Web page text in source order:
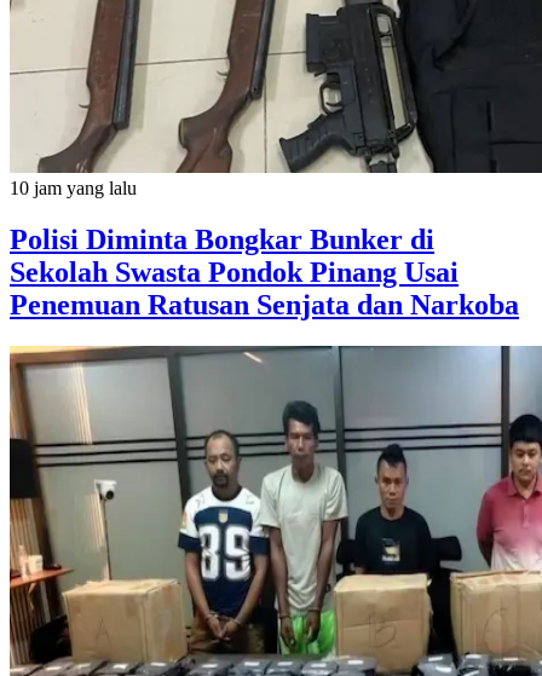
10 jam yang lalu
Polisi Diminta Bongkar Bunker di
Sekolah Swasta Pondok Pinang Usai
Penemuan Ratusan Senjata dan Narkoba